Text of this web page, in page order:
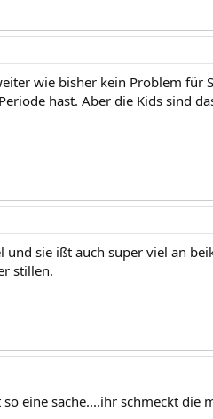
wie bisher kein Problem für
hast. Aber die Kids sind
und sie ißt auch super viel an
stillen.
eine sache....ihr schmeckt die